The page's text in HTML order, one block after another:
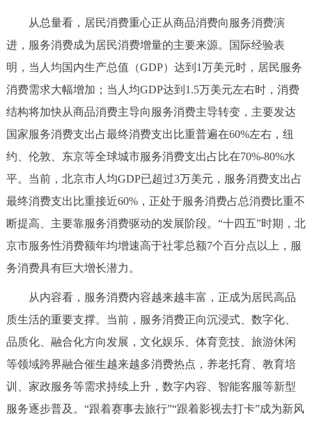
走进北京
多语种
한국어
ESPAÑOL
ITALIANO
回到顶部
从总量看，居民消费重心正从商品消费向服务消费演
进，服务消费成为居民消费增量的主要来源。国际经验表
明，当人均国内生产总值（GDP）达到1万美元时，居民服务
消费需求大幅增加；当人均GDP达到1.5万美元左右时，消费
结构将加快从商品消费主导向服务消费主导转变，主要发达
国家服务消费支出占最终消费支出比重普遍在60%左右，纽
约、伦敦、东京等全球城市服务消费支出占比在70%-80%水
平。当前，北京市人均GDP已超过3万美元，服务消费支出占
最终消费支出比重接近60%，正处于服务消费占总消费比重不
断提高、主要靠服务消费驱动的发展阶段。“十四五”时期，北
京市服务性消费额年均增速高于社零总额7个百分点以上，服
务消费具有巨大增长潜力。
从内容看，服务消费内容越来越丰富，正成为居民高品
质生活的重要支撑。当前，服务消费正向沉浸式、数字化、
品质化、融合化方向发展，文化娱乐、体育竞技、旅游休闲
等领域跨界融合催生越来越多消费热点，养老托育、教育培
训、家政服务等需求持续上升，数字内容、智能客服等新型
服务逐步普及。“跟着赛事去旅行”“跟着影视去打卡”成为新风